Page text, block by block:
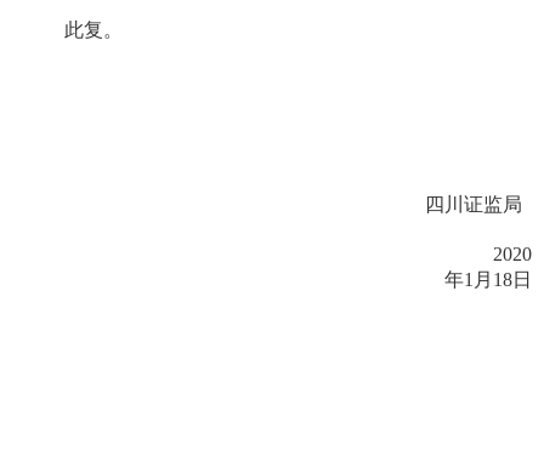
此复。
四川证监局
2020
年1月18日